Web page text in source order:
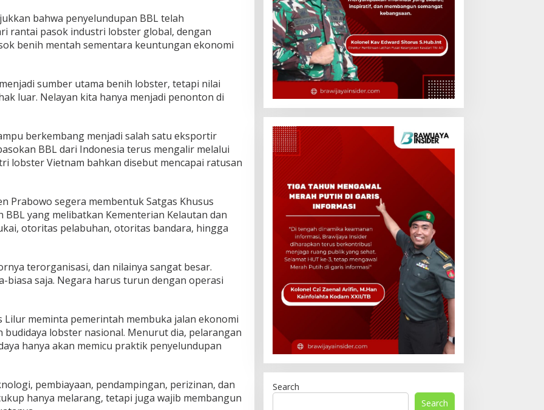
bahwa penyelundupan BBL telah
rantai pasok industri lobster global, dengan
benih mentah sementara keuntungan ekonomi
sumber utama benih lobster, tetapi nilai
luar. Nelayan kita hanya menjadi penonton di
berkembang menjadi salah satu eksportir
BBL dari Indonesia terus mengalir melalui
lobster Vietnam bahkan disebut mencapai ratusan
Prabowo segera membentuk Satgas Khusus
BBL yang melibatkan Kementerian Kelautan dan
otoritas pelabuhan, otoritas bandara, hingga
terorganisasi, dan nilainya sangat besar.
biasa saja. Negara harus turun dengan operasi
Lilur meminta pemerintah membuka jalan ekonomi
budidaya lobster nasional. Menurut dia, pelarangan
hanya akan memicu praktik penyelundupan
pembiayaan, pendampingan, perizinan, dan
hanya melarang, tetapi juga wajib membangun
Search
Search